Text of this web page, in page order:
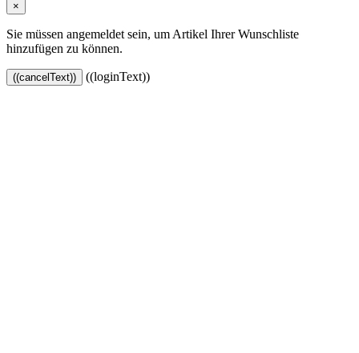
×
Sie müssen angemeldet sein, um Artikel Ihrer Wunschliste
hinzufügen zu können.
((cancelText)) ((loginText))